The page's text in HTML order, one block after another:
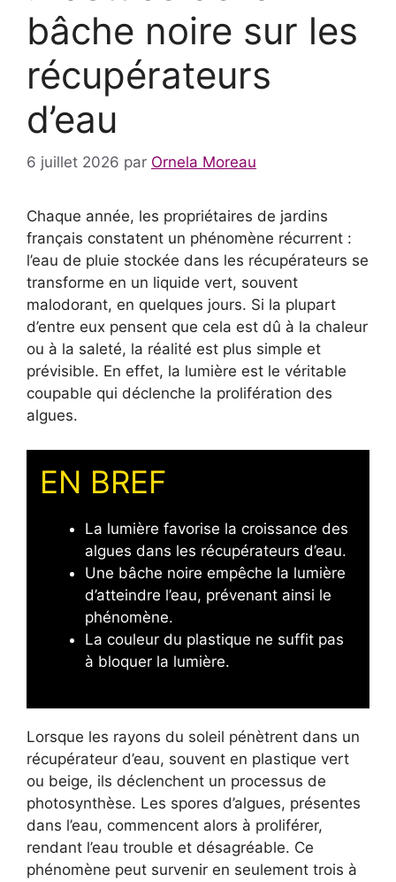
bâche noire sur les
récupérateurs
d’eau
6 juillet 2026 par Ornela Moreau
Chaque année, les propriétaires de jardins
français constatent un phénomène récurrent :
l’eau de pluie stockée dans les récupérateurs se
transforme en un liquide vert, souvent
malodorant, en quelques jours. Si la plupart
d’entre eux pensent que cela est dû à la chaleur
ou à la saleté, la réalité est plus simple et
prévisible. En effet, la lumière est le véritable
coupable qui déclenche la prolifération des
algues.
EN BREF
La lumière favorise la croissance des
algues dans les récupérateurs d’eau.
Une bâche noire empêche la lumière
d’atteindre l’eau, prévenant ainsi le
phénomène.
La couleur du plastique ne suffit pas
à bloquer la lumière.
Lorsque les rayons du soleil pénètrent dans un
récupérateur d’eau, souvent en plastique vert
ou beige, ils déclenchent un processus de
photosynthèse. Les spores d’algues, présentes
dans l’eau, commencent alors à proliférer,
rendant l’eau trouble et désagréable. Ce
phénomène peut survenir en seulement trois à